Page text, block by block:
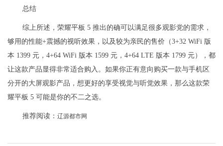
总结
综上所述，荣耀平板 5 推出的确可以满足很多观影党的需求，
够用的性能+震撼的视听效果，以及较为亲民的售价（3+32 WiFi 版
本 1399 元，4+64 WiFi 版本 1599 元，4+64 LTE 版本 1799 元），都
让这款产品显得非常适合购入。如果你正有意向购买一款与手机区
分开的大屏观影产品，想更好的享受视觉与听觉效果，那么这款荣
耀平板 5 可能是你的不二之选。
推荐阅读： 辽源都市网